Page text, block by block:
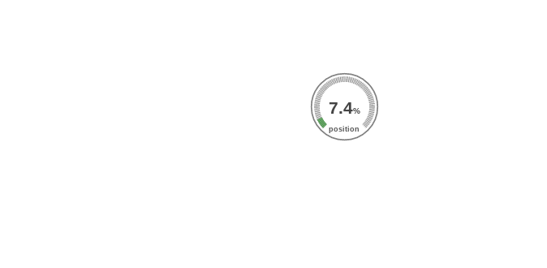
7.4%
position